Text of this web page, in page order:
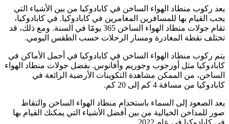
يعد ركوب منطاد الهواء الساخن في كابادوكيا من بين الأشياء التي
يجب القيام بها للمسافرين المغامرين في كابادوكيا. في كابادوكيا،
تقام جولات منطاد الهواء الساخن 365 يومًا في السنة. ومع ذلك، قد
تختلف نقطة المغادرة ومسار الرحلات حسب الطقس اليومي.
يتم ركوب منطاد الهواء الساخن في كابادوكيا في أجمل الأماكن في
كابادوكيا مثل أورجوب وجوريم وأفانوس. بفضل جولات منطاد الهواء
الساخن، من الممكن مشاهدة التكوينات الأرضية الرائعة في
كابادوكيا من مسافة 4 كم إلى 20 كم.
يعد الصعود إلى السماء باستخدام منطاد الهواء الساخن والتقاط
صور للمداخن الخيالية من بين أفضل الأشياء التي يمكنك القيام بها